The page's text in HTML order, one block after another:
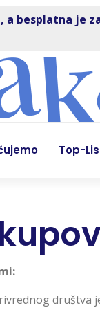
a besplatna je
Top-
društva